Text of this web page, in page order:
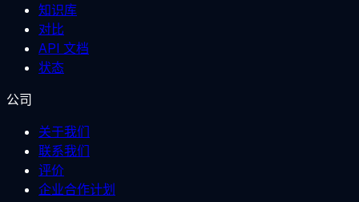
知识库
对比
API 文档
状态
公司
关于我们
联系我们
评价
企业合作计划